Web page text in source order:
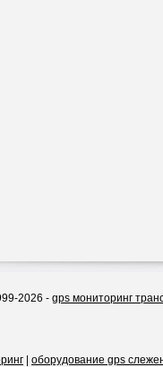
2026 - gps мониторинг
оборудование gps